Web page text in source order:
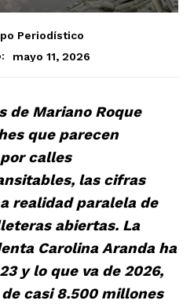
Periodístico
mayo 11, 2026
de Mariano Roque
que parecen
calles
las cifras
realidad paralela de
abiertas. La
Carolina Aranda ha
y lo que va de 2026,
casi 8.500 millones